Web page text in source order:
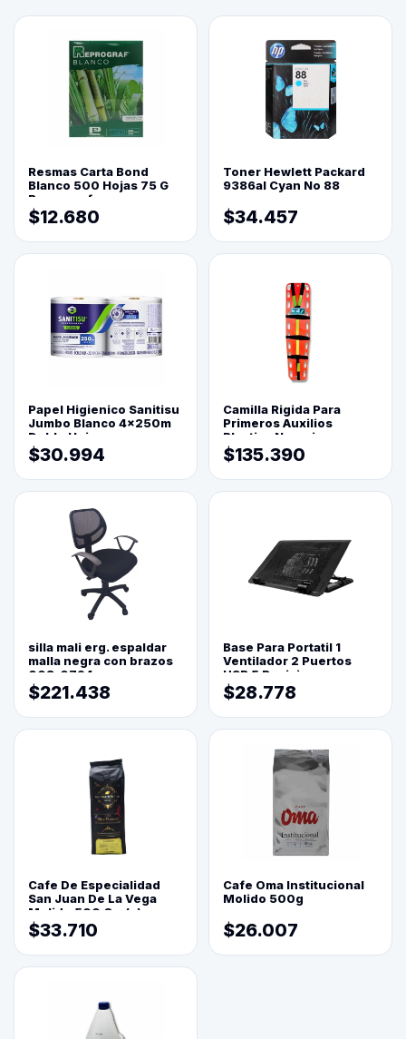
Resmas Carta Bond
Blanco 500 Hojas 75 G
Reprograf.
$12.680
Toner Hewlett Packard
9386al Cyan No 88
$34.457
Papel Higienico Sanitisu
Jumbo Blanco 4x250m
Doble Hoja
$30.994
Camilla Rigida Para
Primeros Auxilios
Plastica Naranja
$135.390
silla mali erg. espaldar
malla negra con brazos
003-0794
$221.438
Base Para Portatil 1
Ventilador 2 Puertos
USB 5 Posiciones
$28.778
Cafe De Especialidad
San Juan De La Vega
Molido 500 Grs(=)
$33.710
Cafe Oma Institucional
Molido 500g
$26.007